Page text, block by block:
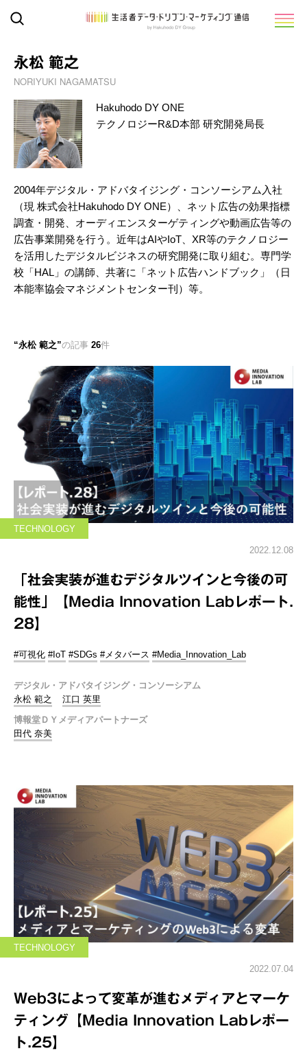
永松 範之
NORIYUKI NAGAMATSU
Hakuhodo DY ONE
テクノロジーR&D本部 研究開発局長
2004年デジタル・アドバタイジング・コンソーシアム入社
（現 株式会社Hakuhodo DY ONE）、ネット広告の効果指標
調査・開発、オーディエンスターゲティングや動画広告等の
広告事業開発を行う。近年はAIやIoT、XR等のテクノロジー
を活用したデジタルビジネスの研究開発に取り組む。専門学
校「HAL」の講師、共著に「ネット広告ハンドブック」（日
本能率協会マネジメントセンター刊）等。
永松 範之 の記事 26件
TECHNOLOGY
2022.12.08
「社会実装が進むデジタルツインと今後の可
能性」【Media Innovation Labレポート.
28】
#可視化 #IoT #SDGs #メタバース #Media_Innovation_Lab
デジタル・アドバタイジング・コンソーシアム
永松 範之
江口 英里
博報堂ＤＹメディアパートナーズ
田代 奈美
TECHNOLOGY
2022.07.04
Web3によって変革が進むメディアとマーケ
ティング【Media Innovation Labレポー
ト.25】